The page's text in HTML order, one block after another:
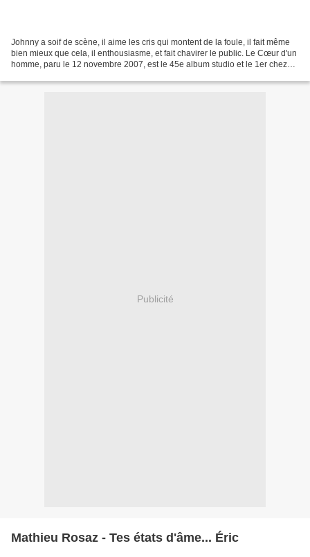
Johnny a soif de scène, il aime les cris qui montent de la foule, il fait même
bien mieux que cela, il enthousiasme, et fait chavirer le public. Le Cœur d'un
homme, paru le 12 novembre 2007, est le 45e album studio et le 1er chez
Publicité
Mathieu Rosaz - Tes états d'âme... Éric